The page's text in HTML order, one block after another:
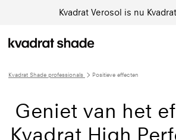
Kvadrat Verosol is nu
Kvadrat Shade professionals Positieve effecten
Geniet van het
Kvadrat High